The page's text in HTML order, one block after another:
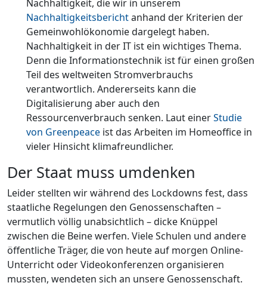
Nachhaltigkeit, die wir in unserem
Nachhaltigkeitsberichtanhand der Kriterien der
Gemeinwohlökonomie dargelegt haben.
Nachhaltigkeit in der IT ist ein wichtiges Thema.
Denn die Informationstechnik ist für einen großen
Teil des weltweiten Stromverbrauchs
verantwortlich. Andererseits kann die
Digitalisierung aber auch den
Ressourcenverbrauch senken. Laut einerStudie
von Greenpeace ist das Arbeiten im Homeoffice in
vieler Hinsicht klimafreundlicher.
Der Staat muss umdenken
Leider stellten wir während des Lockdowns fest, dass
staatliche Regelungen den Genossenschaften –
vermutlich völlig unabsichtlich – dicke Knüppel
zwischen die Beine werfen. Viele Schulen und andere
öffentliche Träger, die von heute auf morgen Online-
Unterricht oder Videokonferenzen organisieren
mussten, wendeten sich an unsere Genossenschaft.